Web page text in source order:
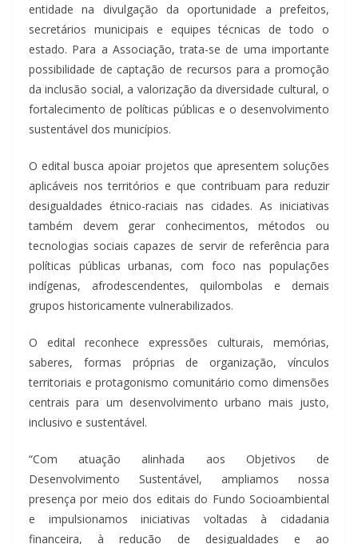
entidade na divulgação da oportunidade a prefeitos,
secretários municipais e equipes técnicas de todo o
estado. Para a Associação, trata-se de uma importante
possibilidade de captação de recursos para a promoção
da inclusão social, a valorização da diversidade cultural, o
fortalecimento de políticas públicas e o desenvolvimento
sustentável dos municípios.
O edital busca apoiar projetos que apresentem soluções
aplicáveis nos territórios e que contribuam para reduzir
desigualdades étnico-raciais nas cidades. As iniciativas
também devem gerar conhecimentos, métodos ou
tecnologias sociais capazes de servir de referência para
políticas públicas urbanas, com foco nas populações
indígenas, afrodescendentes, quilombolas e demais
grupos historicamente vulnerabilizados.
O edital reconhece expressões culturais, memórias,
saberes, formas próprias de organização, vínculos
territoriais e protagonismo comunitário como dimensões
centrais para um desenvolvimento urbano mais justo,
inclusivo e sustentável.
“Com atuação alinhada aos Objetivos de
Desenvolvimento Sustentável, ampliamos nossa
presença por meio dos editais do Fundo Socioambiental
e impulsionamos iniciativas voltadas à cidadania
financeira, à redução de desigualdades e ao